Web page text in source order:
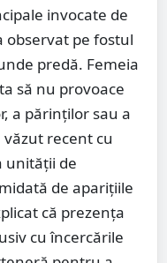
invocate de
observat pe fostul
predă. Femeia
să nu provoace
a părinților sau a
văzut recent cu
unității de
de aparițiile
că prezența
cu încercările